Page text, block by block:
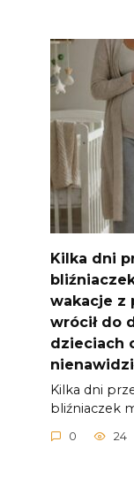
Kilka dni
wakacje z
wrócił do
dzieciach
Kilka dni
bliźniaczek
0 24